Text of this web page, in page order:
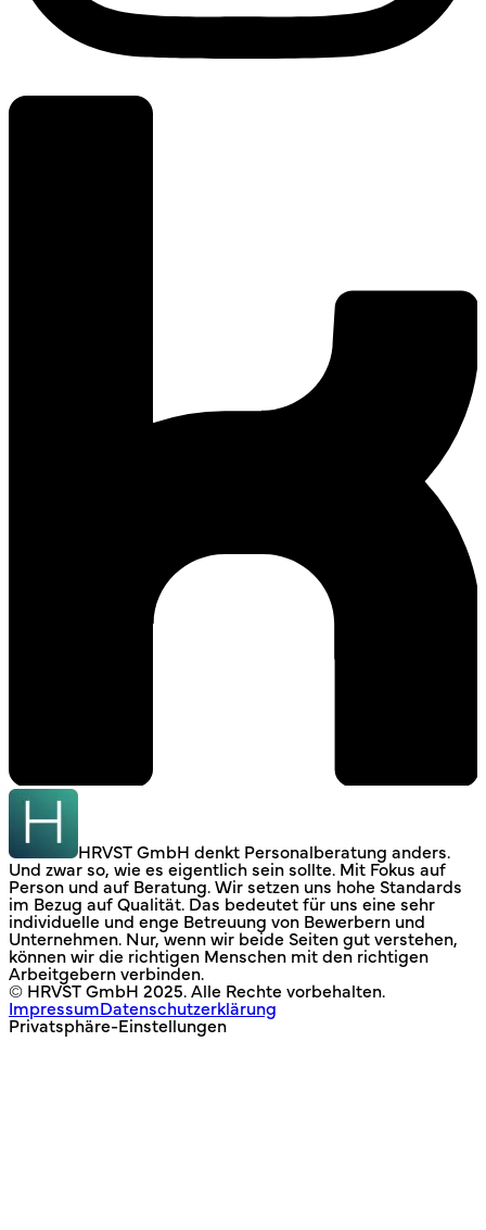
HRVST GmbH denkt Personalberatung anders.
Und zwar so, wie es eigentlich sein sollte. Mit Fokus auf
Person und auf Beratung. Wir setzen uns hohe Standards
im Bezug auf Qualität. Das bedeutet für uns eine sehr
individuelle und enge Betreuung von Bewerbern und
Unternehmen. Nur, wenn wir beide Seiten gut verstehen,
können wir die richtigen Menschen mit den richtigen
Arbeitgebern verbinden.
© HRVST GmbH 2025. Alle Rechte vorbehalten.
Impressum Datenschutzerklärung
Privatsphäre-Einstellungen